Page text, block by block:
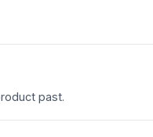
past.